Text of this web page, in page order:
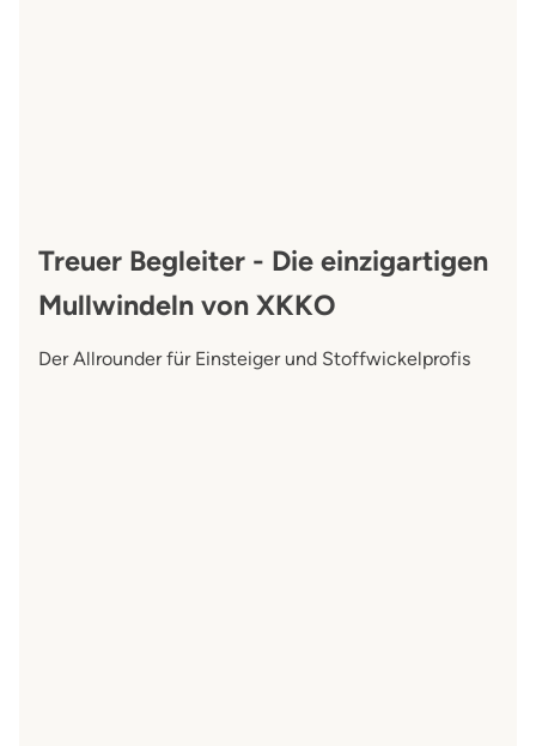
Treuer Begleiter - Die einzigartigen
Mullwindeln von XKKO
Der Allrounder für Einsteiger und Stoffwickelprofis